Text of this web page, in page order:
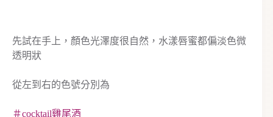
先試在手上，顏色光澤度很自然，水漾唇蜜都偏淡色微
透明狀
從左到右的色號分別為
＃cocktail雞尾酒